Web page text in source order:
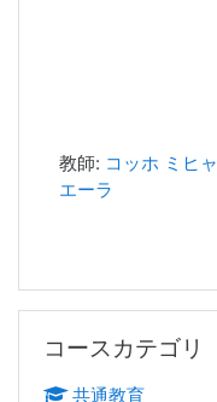
教師: コッホ ミヒャ
エーラ
コースカテゴリ
共通教育